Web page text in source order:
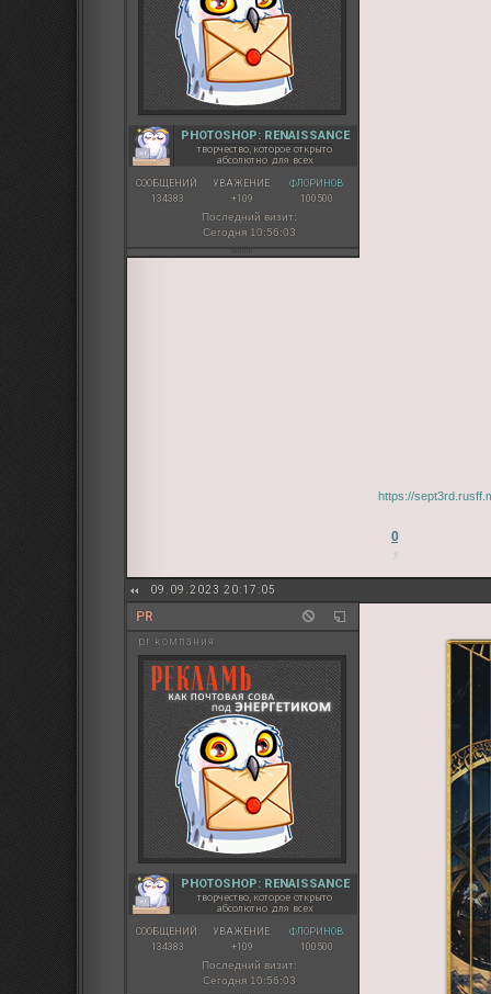
PHOTOSHOP: RENAISSANCE
творчество, которое открыто
абсолютно для всех
СООБЩЕНИЙ:
134383
УВАЖЕНИЕ:
+109
ФЛОРИНОВ:
100500
Последний визит:
Сегодня 10:56:03
https://
0
09.09.2023 20:17:05
PR
pr компания
PHOTOSHOP: RENAISSANCE
творчество, которое открыто
абсолютно для всех
СООБЩЕНИЙ:
134383
УВАЖЕНИЕ:
+109
ФЛОРИНОВ:
100500
Последний визит:
Сегодня 10:56:03